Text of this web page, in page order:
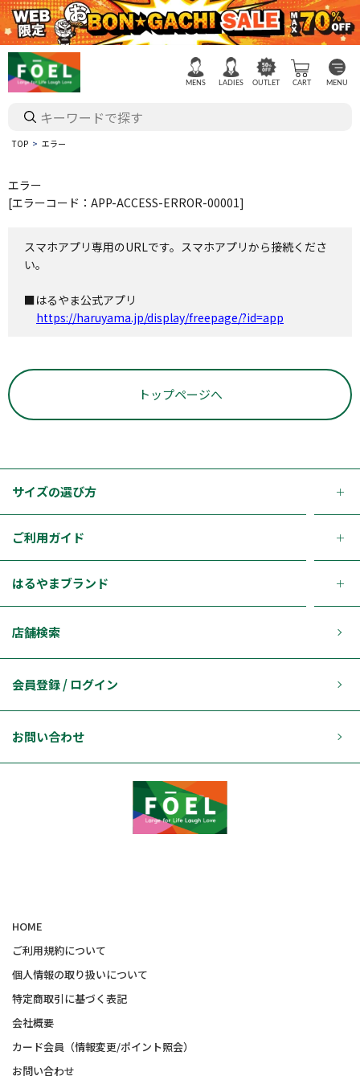
MENS LADIES OUTLET CART MENU
TOP エラー
エラー
[エラーコード：APP-ACCESS-ERROR-00001]
スマホアプリ専用のURLです。スマホアプリから接続くださ
い。
■はるやま公式アプリ
https://haruyama.jp/display/freepage/?id=app
トップページへ
サイズの選び方
ご利用ガイド
はるやまブランド
店舗検索
会員登録 / ログイン
お問い合わせ
HOME
ご利用規約について
個人情報の取り扱いについて
特定商取引に基づく表記
会社概要
カード会員（情報変更/ポイント照会）
お問い合わせ